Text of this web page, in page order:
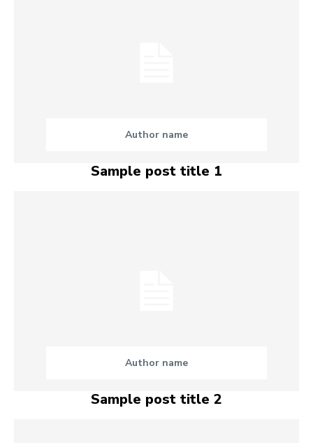
Author name
Sample post title 1
Author name
Sample post title 2